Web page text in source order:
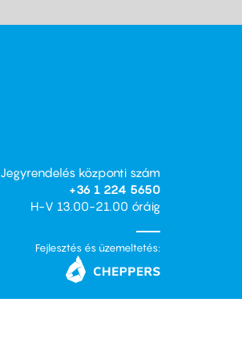
Jegyrendelés központi szám
+36 1 224 5650
H-V 13.00-21.00 óráig
Fejlesztés és üzemeltetés: